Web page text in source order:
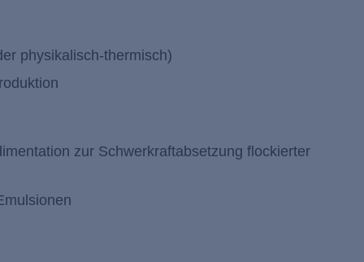
physikalisch-thermisch)
zur Schwerkraftabsetzung flockierter